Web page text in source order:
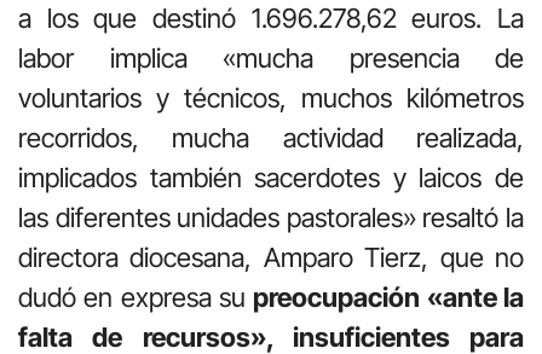
a los que destinó 1.696.278,62 euros. La
labor implica «mucha presencia de
voluntarios y técnicos, muchos kilómetros
recorridos, mucha actividad realizada,
implicados también sacerdotes y laicos de
las diferentes unidades pastorales» resaltó la
directora diocesana, Amparo Tierz, que no
dudó en expresa su preocupación «ante la
falta de recursos», insuficientes para